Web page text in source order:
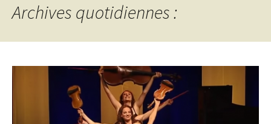
Archives quotidiennes :